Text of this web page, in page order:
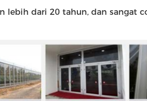
lebih dari 20 tahun, dan sangat